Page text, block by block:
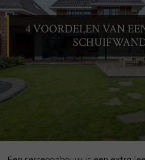
4 VOORDELEN VAN